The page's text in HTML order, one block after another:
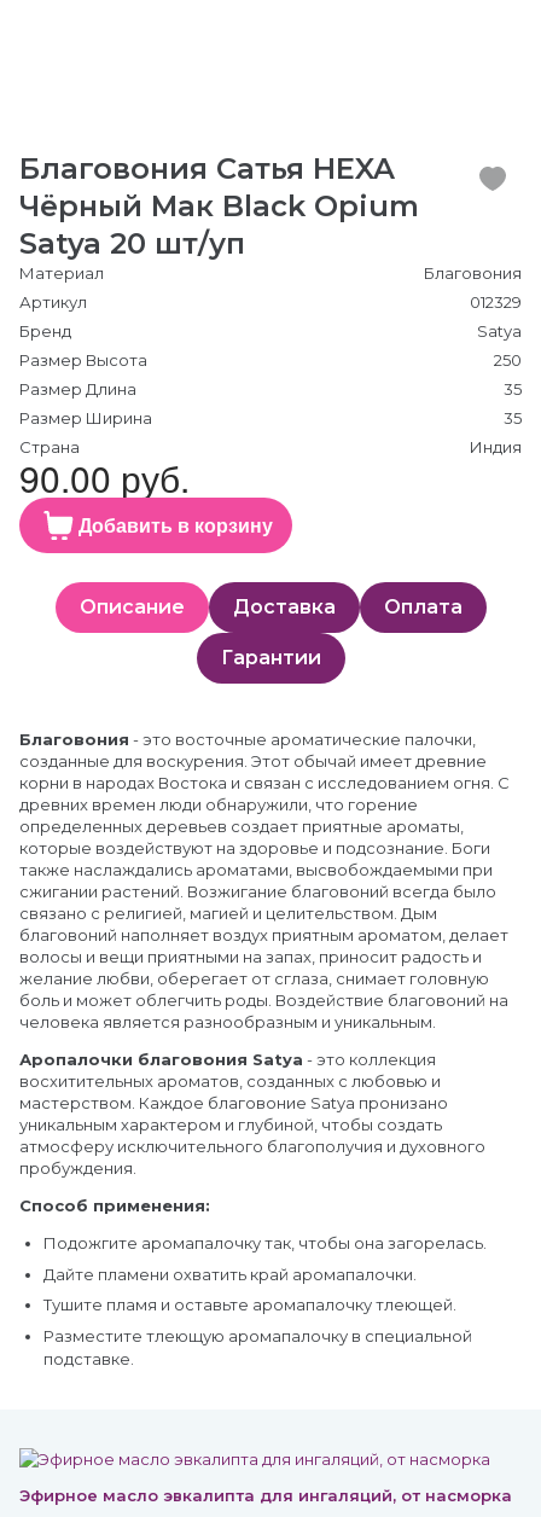
Благовония Сатья HEXA
Чёрный Мак Black Opium
Satya 20 шт/уп
Материал
Благовония
Артикул
012329
Бренд
Satya
Размер Высота
250
Размер Длина
35
Размер Ширина
35
Страна
Индия
90.00 руб.
Добавить в корзину
Описание Доставка Оплата
Гарантии
Благовония - это восточные ароматические палочки,
созданные для воскурения. Этот обычай имеет древние
корни в народах Востока и связан с исследованием огня. С
древних времен люди обнаружили, что горение
определенных деревьев создает приятные ароматы,
которые воздействуют на здоровье и подсознание. Боги
также наслаждались ароматами, высвобождаемыми при
сжигании растений. Возжигание благовоний всегда было
связано с религией, магией и целительством. Дым
благовоний наполняет воздух приятным ароматом, делает
волосы и вещи приятными на запах, приносит радость и
желание любви, оберегает от сглаза, снимает головную
боль и может облегчить роды. Воздействие благовоний на
человека является разнообразным и уникальным.
Аропалочки благовония Satya - это коллекция
восхитительных ароматов, созданных с любовью и
мастерством. Каждое благовоние Satya пронизано
уникальным характером и глубиной, чтобы создать
атмосферу исключительного благополучия и духовного
пробуждения.
Способ применения:
Подожгите аромапалочку так, чтобы она загорелась.
Дайте пламени охватить край аромапалочки.
Тушите пламя и оставьте аромапалочку тлеющей.
Разместите тлеющую аромапалочку в специальной
подставке.
Эфирное масло эвкалипта для ингаляций, от насморка